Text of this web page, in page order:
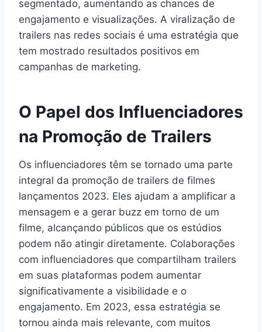
segmentado, aumentando as chances de
engajamento e visualizações. A viralização de
trailers nas redes sociais é uma estratégia que
tem mostrado resultados positivos em
campanhas de marketing.
O Papel dos Influenciadores
na Promoção de Trailers
Os influenciadores têm se tornado uma parte
integral da promoção de trailers de filmes
lançamentos 2023. Eles ajudam a amplificar a
mensagem e a gerar buzz em torno de um
filme, alcançando públicos que os estúdios
podem não atingir diretamente. Colaborações
com influenciadores que compartilham trailers
em suas plataformas podem aumentar
significativamente a visibilidade e o
engajamento. Em 2023, essa estratégia se
tornou ainda mais relevante, com muitos